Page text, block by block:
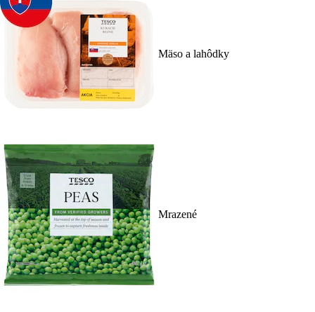
Mäso a lahôdky
Mrazené